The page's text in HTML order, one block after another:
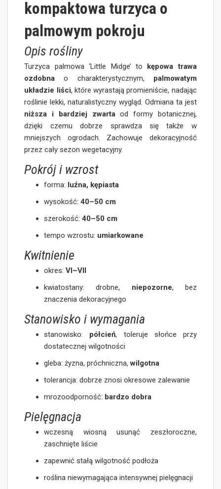
kompaktowa turzyca o
palmowym pokroju
Opis rośliny
Turzyca palmowa ‘Little Midge’ to kępowa trawa
ozdobna o charakterystycznym, palmowatym
układzie liści, które wyrastają promieniście, nadając
roślinie lekki, naturalistyczny wygląd. Odmiana ta jest
niższa i bardziej zwartaod formy botanicznej,
dzięki czemu dobrze sprawdza się także w
mniejszych ogrodach. Zachowuje dekoracyjność
przez cały sezon wegetacyjny.
Pokrój i wzrost
forma: luźna, kępiasta
wysokość:40–50 cm
szerokość:40–50 cm
tempo wzrostu: umiarkowane
Kwitnienie
okres:VI–VII
kwiatostany: drobne, niepozorne, bez
znaczenia dekoracyjnego
Stanowisko i wymagania
stanowisko: półcień, toleruje słońce przy
dostatecznej wilgotności
gleba: żyzna, próchniczna,wilgotna
tolerancja: dobrze znosi okresowe zalewanie
mrozoodporność: bardzo dobra
Pielęgnacja
wczesną wiosną usunąć zeszłoroczne,
zaschnięte liście
zapewnić stałą wilgotność podłoża
roślina niewymagająca intensywnej pielęgnacji